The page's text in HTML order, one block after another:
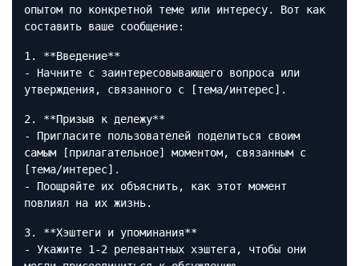
опытом по конкретной теме или интересу. Вот как
составить ваше сообщение:
1. **Введение**
- Начните с заинтересовывающего вопроса или
утверждения, связанного с [тема/интерес].
2. **Призыв к дележу**
- Пригласите пользователей поделиться своим
самым [прилагательное] моментом, связанным с
[тема/интерес].
- Поощряйте их объяснить, как этот момент
повлиял на их жизнь.
3. **Хэштеги и упоминания**
- Укажите 1-2 релевантных хэштега, чтобы они